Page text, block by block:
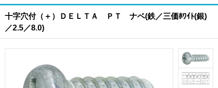
十字穴付（＋）ＤＥＬＴＡ ＰＴ ナベ(鉄／三価ﾎﾜｲﾄ(銀)
／2.5／8.0)